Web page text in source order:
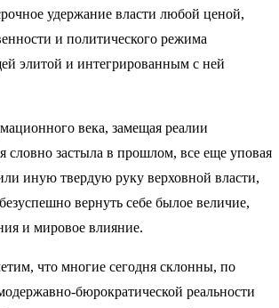
удержание власти любой ценой,
и политического режима
элитой и интегрированным с ней
века, замещая реалии
словно застыла в прошлом, все еще уповая
иную твердую руку верховной власти,
вернуть себе былое величие,
и мировое влияние.
что многие сегодня склонны, по
бюрократической реальности